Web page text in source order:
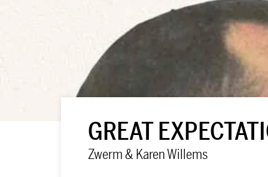
GREAT
Zwerm & Karen Willems